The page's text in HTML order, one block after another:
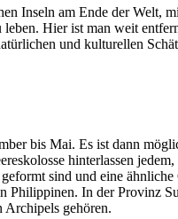
Inseln am Ende der Welt,
Hier ist man weit
und kulturellen
bis Mai. Es ist dann
hinterlassen
sind und eine
Philippinen. In der Provinz
Archipels gehören.